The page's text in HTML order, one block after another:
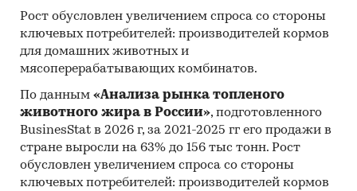
Рост обусловлен увеличением спроса со стороны
ключевых потребителей: производителей кормов
для домашних животных и
мясоперерабатывающих комбинатов.
По данным «Анализа рынка топленого
животного жира в России», подготовленного
BusinesStat в 2026 г, за 2021-2025 гг его продажи в
стране выросли на 63% до 156 тыс тонн. Рост
обусловлен увеличением спроса со стороны
ключевых потребителей: производителей кормов